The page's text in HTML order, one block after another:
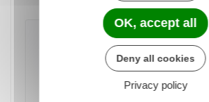
Ces séances peuvent être
elles sont souvent collectives
les échanges entre les futurs
OK, accept all
Deny all cookies
Privacy policy